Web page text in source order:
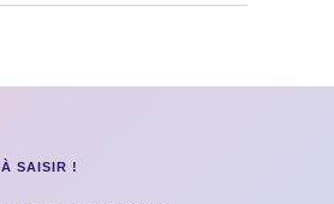
À SAISIR !